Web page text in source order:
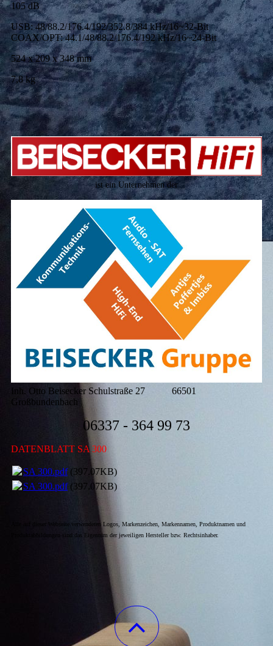
105 dB
USB: 48/88.2/176.4/192/352.8/384 kHz/16~32-Bit
COAX/OPT: 44.1/48/88.2/176.4/192 kHz/16~24-Bit
524 x 209 x 348 mm
7,8 kg
ist ein Unternehmen der
Inh. Otto Beisecker Schulstraße 27 66501
Großbundenbach
06337 - 364 99 73
DATENBLATT SA 300
SA 300.pdf(397.07KB)
SA 300.pdf(397.07KB)
Alle auf dieser Webseite verwendeten Logos, Markenzeichen, Markennamen, Produktnamen und
Produktabbildungen sind das Eigentum der jeweiligen Hersteller bzw. Rechtsinhaber.